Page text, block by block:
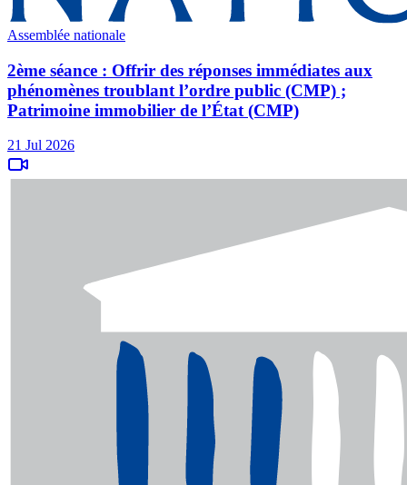
Assemblée nationale
2ème séance : Offrir des réponses immédiates aux
phénomènes troublant l’ordre public (CMP) ;
Patrimoine immobilier de l’État (CMP)
21 Jul 2026